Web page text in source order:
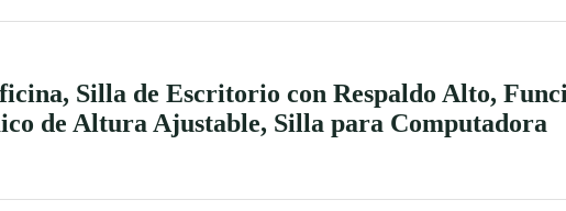
Silla de Escritorio con Respaldo Alto,
de Altura Ajustable, Silla para Computadora